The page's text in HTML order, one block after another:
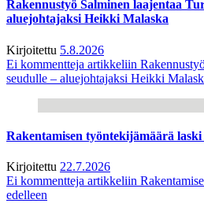
Rakennustyö Salminen laajentaa
aluejohtajaksi Heikki Malaska
Kirjoitettu 5.8.2026
Ei kommentteja artikkeliin
seudulle – aluejohtajaksi Heikki
Rakentamisen työntekijämäärä laski
Kirjoitettu 22.7.2026
Ei kommentteja artikkeliin
edelleen